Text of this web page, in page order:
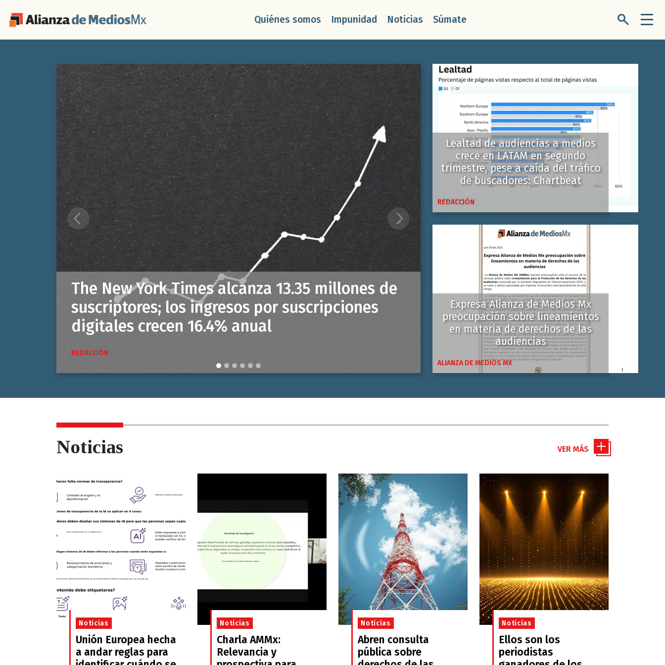
Quiénes somos Impunidad Noticias Súmate
Google News Initiative invita a medios del
norte a una jornada de networking e
innovación en el Live Sessions Monterrey
REDACCIÓN
Previous Next
Lealtad de audiencias a medios
crece en LATAM en segundo
trimestre, pese a caída del tráfico
de buscadores: Chartbeat
REDACCIÓN
Expresa Alianza de Medios Mx
preocupación sobre lineamientos
en materia de derechos de las
audiencias
ALIANZA DE MEDIOS MX
Noticias VER MÁS
Noticias
Unión Europea hecha
a andar reglas para
Noticias
Charla AMMx:
Relevancia y
Noticias
Abren consulta
pública sobre
Noticias
Ellos son los
periodistas